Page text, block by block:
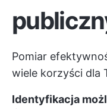
Pomiar
wiele korzyści dla
Identyfikacja